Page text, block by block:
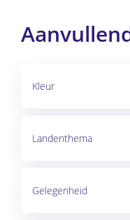
Kleur
Landenthema
Gelegenheid